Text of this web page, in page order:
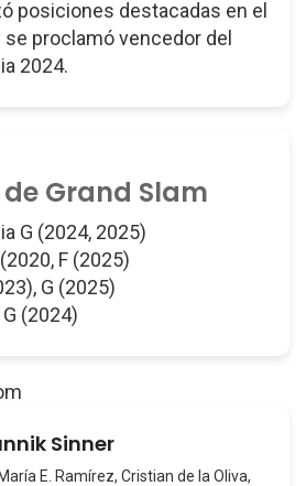
posiciones destacadas en el
se proclamó vencedor del
2024.
Grand Slam
G (2024, 2025)
F (2025)
G (2025)
(2024)
Sinner
E. Ramírez, Cristian de la Oliva,